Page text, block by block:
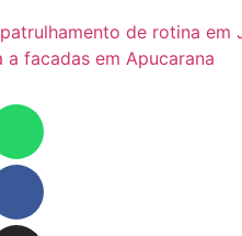
de rotina em
a facadas em Apucarana